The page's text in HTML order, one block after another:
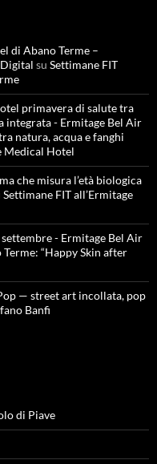
di Abano Terme –
su Settimane FIT
primavera di salute tra
integrata - Ermitage Bel Air
natura, acqua e fanghi
Medical Hotel
che misura l’età biologica
Settimane FIT all’Ermitage
- Ermitage Bel Air
“Happy Skin after
— street art incollata, pop
Banfi
di Piave